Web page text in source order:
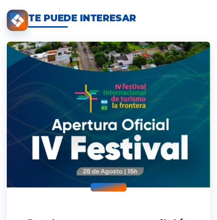
TE PUEDE INTERESAR